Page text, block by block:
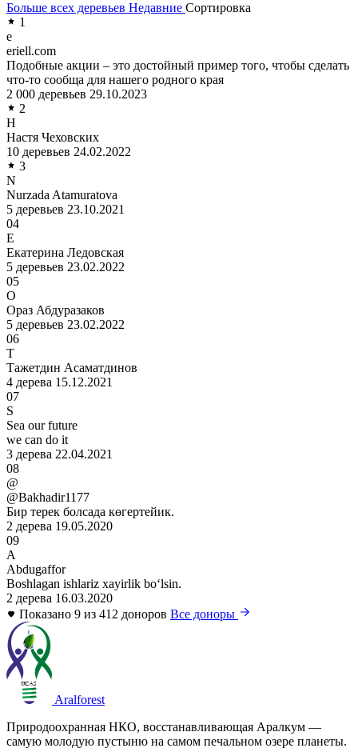
Больше всех деревьев Недавние Сортировка
1
e
eriell.com
Подобные акции – это достойный пример того, чтобы сделать
что-то сообща для нашего родного края
2 000 деревьев 29.10.2023
2
Н
Настя Чеховских
10 деревьев 24.02.2022
3
N
Nurzada Atamuratova
5 деревьев 23.10.2021
04
Е
Екатерина Ледовская
5 деревьев 23.02.2022
05
О
Ораз Абдуразаков
5 деревьев 23.02.2022
06
Т
Тажетдин Асаматдинов
4 дерева 15.12.2021
07
S
Sea our future
we can do it
3 дерева 22.04.2021
08
@
@Bakhadir1177
Бир терек болсада көгертейик.
2 дерева 19.05.2020
09
A
Abdugaffor
Boshlagan ishlariz xayirlik boʻlsin.
2 дерева 16.03.2020
Показано 9 из 412 доноров Все доноры
Aralforest
Природоохранная НКО, восстанавливающая Аралкум —
самую молодую пустыню на самом печальном озере планеты.